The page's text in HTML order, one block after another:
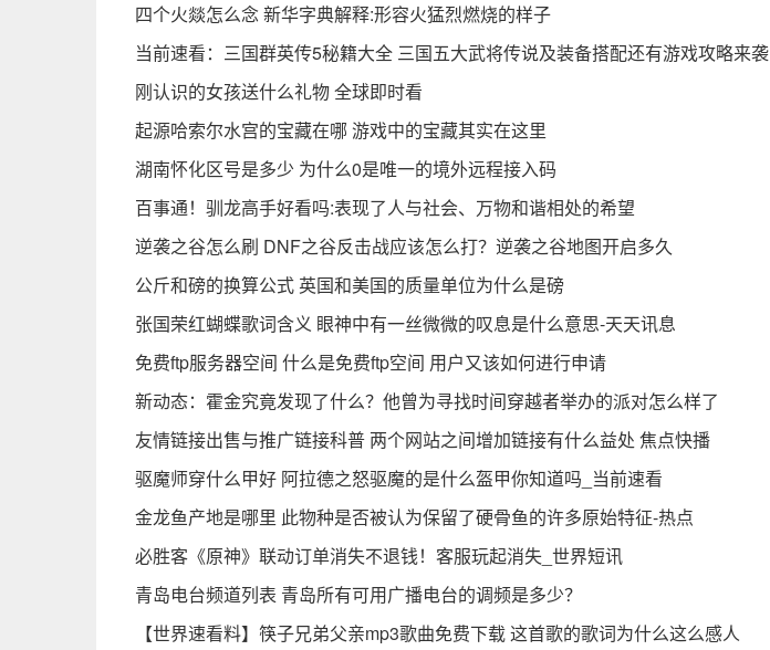
四个火燚怎么念 新华字典解释:形容火猛烈燃烧的样子
当前速看：三国群英传5秘籍大全 三国五大武将传说及装备搭配还有游戏攻略来袭
刚认识的女孩送什么礼物 全球即时看
起源哈索尔水宫的宝藏在哪 游戏中的宝藏其实在这里
湖南怀化区号是多少 为什么0是唯一的境外远程接入码
百事通！驯龙高手好看吗:表现了人与社会、万物和谐相处的希望
逆袭之谷怎么刷 DNF之谷反击战应该怎么打？逆袭之谷地图开启多久
公斤和磅的换算公式 英国和美国的质量单位为什么是磅
张国荣红蝴蝶歌词含义 眼神中有一丝微微的叹息是什么意思-天天讯息
免费ftp服务器空间 什么是免费ftp空间 用户又该如何进行申请
新动态：霍金究竟发现了什么？他曾为寻找时间穿越者举办的派对怎么样了
友情链接出售与推广链接科普 两个网站之间增加链接有什么益处 焦点快播
驱魔师穿什么甲好 阿拉德之怒驱魔的是什么盔甲你知道吗_当前速看
金龙鱼产地是哪里 此物种是否被认为保留了硬骨鱼的许多原始特征-热点
必胜客《原神》联动订单消失不退钱！客服玩起消失_世界短讯
青岛电台频道列表 青岛所有可用广播电台的调频是多少？
【世界速看料】筷子兄弟父亲mp3歌曲免费下载 这首歌的歌词为什么这么感人